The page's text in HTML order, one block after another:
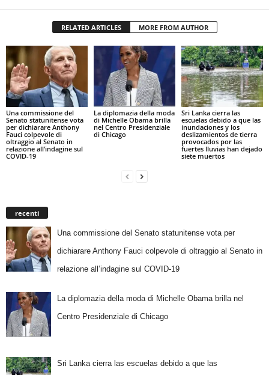
RELATED ARTICLES MORE FROM AUTHOR
Una commissione del
Senato statunitense vota
per dichiarare Anthony
Fauci colpevole di
oltraggio al Senato in
relazione all’indagine sul
COVID-19
La diplomazia della moda
di Michelle Obama brilla
nel Centro Presidenziale
di Chicago
Sri Lanka cierra las
escuelas debido a que las
inundaciones y los
deslizamientos de tierra
provocados por las
fuertes lluvias han dejado
siete muertos
recenti
Una commissione del Senato statunitense vota per
dichiarare Anthony Fauci colpevole di oltraggio al Senato in
relazione all’indagine sul COVID-19
La diplomazia della moda di Michelle Obama brilla nel
Centro Presidenziale di Chicago
Sri Lanka cierra las escuelas debido a que las